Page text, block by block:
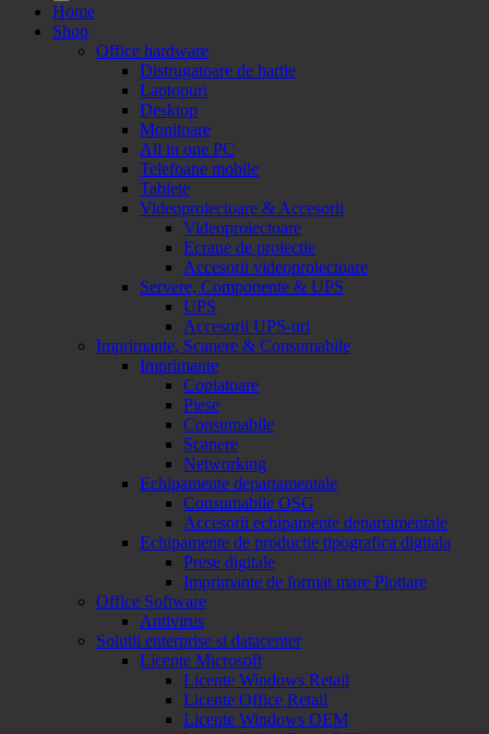
Home
Shop
Office hardware
Distrugatoare de hartie
Laptopuri
Desktop
Monitoare
All in one PC
Telefoane mobile
Tablete
Videoproiectoare & Accesorii
Videoproiectoare
Ecrane de proiectie
Accesorii videoproiectoare
Servere, Componente & UPS
UPS
Accesorii UPS-uri
Imprimante, Scanere & Consumabile
Imprimante
Copiatoare
Piese
Consumabile
Scanere
Networking
Echipamente departamentale
Consumabile OSG
Accesorii echipamente departamentale
Echipamente de productie tipografica digitala
Prese digitale
Imprimante de format mare Plottare
Office Software
Antivirus
Solutii enterprise si datacenter
Licente Microsoft
Licente Windows Retail
Licente Office Retail
Licente Windows OEM